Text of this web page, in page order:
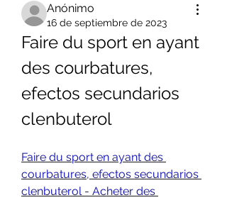
Anónimo
16 de septiembre de 2023
Faire du sport en ayant
des courbatures,
efectos secundarios
clenbuterol
Faire du sport en ayant des
courbatures, efectos secundarios
clenbuterol - Acheter des